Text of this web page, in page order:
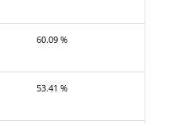
60.09 %
53.41 %